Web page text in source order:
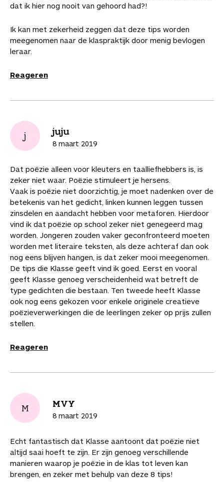
dat ik hier nog nooit van gehoord had?!
Ik kan met zekerheid zeggen dat deze tips worden
meegenomen naar de klaspraktijk door menig bevlogen
leraar.
Reageren
j juju
8 maart 2019
Dat poëzie alleen voor kleuters en taalliefhebbers is, is
zeker niet waar. Poëzie stimuleert je hersens.
Vaak is poëzie niet doorzichtig, je moet nadenken over de
betekenis van het gedicht, linken kunnen leggen tussen
zinsdelen en aandacht hebben voor metaforen. Hierdoor
vind ik dat poëzie op school zeker niet genegeerd mag
worden. Jongeren zouden vaker geconfronteerd moeten
worden met literaire teksten, als deze achteraf dan ook
nog eens blijven hangen, is dat zeker mooi meegenomen.
De tips die Klasse geeft vind ik goed. Eerst en vooral
geeft Klasse genoeg verscheidenheid wat betreft de
type gedichten die bestaan. Ten tweede heeft Klasse
ook nog eens gekozen voor enkele originele creatieve
poëzieverwerkingen die de leerlingen zeker op prijs zullen
stellen.
Reageren
M MVY
8 maart 2019
Echt fantastisch dat Klasse aantoont dat poëzie niet
altijd saai hoeft te zijn. Er zijn genoeg verschillende
manieren waarop je poëzie in de klas tot leven kan
brengen, en zeker met behulp van deze 8 tips!